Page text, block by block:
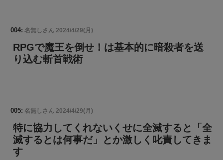
004: 名無しさん 2024/4/29(月)
RPGで魔王を倒せ！は基本的に暗殺者を送
り込む斬首戦術
005: 名無しさん 2024/4/29(月)
特に協力してくれないくせに全滅すると「全
滅するとは何事だ」とか激しく叱責してきま
す